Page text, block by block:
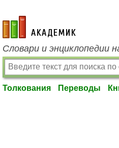
academic.ru
Словари и энциклопедии
Толкования Переводы